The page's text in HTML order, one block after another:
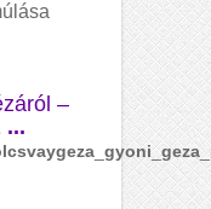
–
...
gyoni_geza